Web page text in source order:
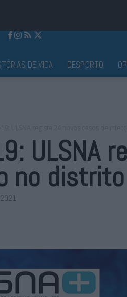
DE VIDA DESPORTO
ULSNA
no